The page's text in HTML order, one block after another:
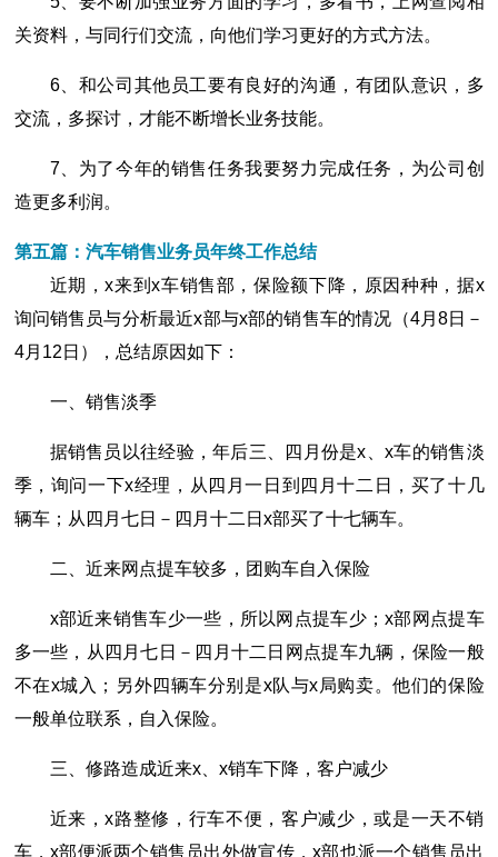
关资料，与同行们交流，向他们学习更好的方式方法。
6、和公司其他员工要有良好的沟通，有团队意识，多
交流，多探讨，才能不断增长业务技能。
7、为了今年的销售任务我要努力完成任务，为公司创
造更多利润。
第五篇：汽车销售业务员年终工作总结
近期，x来到x车销售部，保险额下降，原因种种，据x
询问销售员与分析最近x部与x部的销售车的情况（4月8日－
4月12日），总结原因如下：
一、销售淡季
据销售员以往经验，年后三、四月份是x、x车的销售淡
季，询问一下x经理，从四月一日到四月十二日，买了十几
辆车；从四月七日－四月十二日x部买了十七辆车。
二、近来网点提车较多，团购车自入保险
x部近来销售车少一些，所以网点提车少；x部网点提车
多一些，从四月七日－四月十二日网点提车九辆，保险一般
不在x城入；另外四辆车分别是x队与x局购卖。他们的保险
一般单位联系，自入保险。
三、修路造成近来x、x销车下降，客户减少
近来，x路整修，行车不便，客户减少，或是一天不销
车，x部便派两个销售员出外做宣传，x部也派一个销售员出